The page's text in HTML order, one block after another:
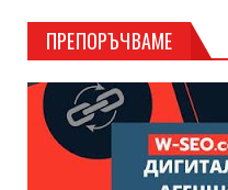
ПРЕПОРЪЧВАМЕ